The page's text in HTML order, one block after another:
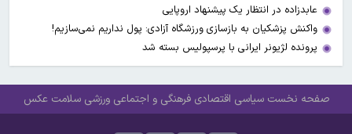
عابدزاده در انتظار یک پیشنهاد اروپایی
واکنش پزشکیان به بازسازی ورزشگاه آزادی: پول نداریم نمی‌سازیم!
پرونده لژیونر ایرانی با پرسپولیس بسته شد
صفحه نخست سیاسی اقتصادی فرهنگی و اجتماعی ورزشی سلامت عکس